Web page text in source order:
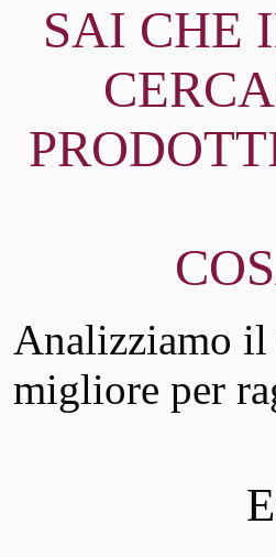
SAI CHE
Analizziamo il
migliore per